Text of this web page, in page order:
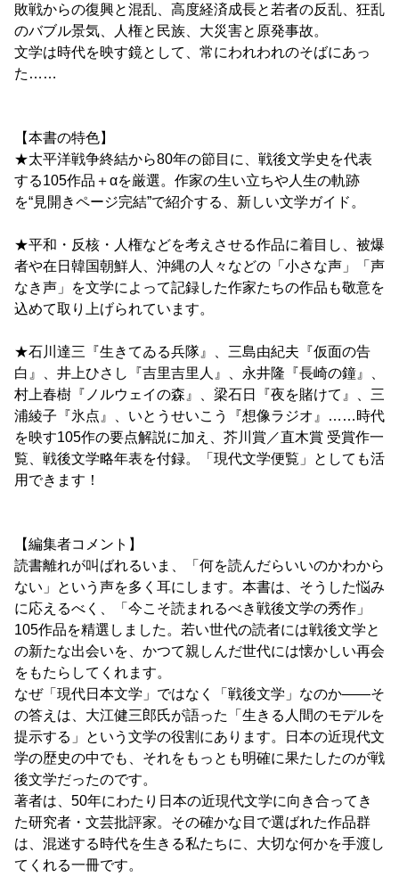
敗戦からの復興と混乱、高度経済成長と若者の反乱、狂乱
のバブル景気、人権と民族、大災害と原発事故。
文学は時代を映す鏡として、常にわれわれのそばにあっ
た……
【本書の特色】
★太平洋戦争終結から80年の節目に、戦後文学史を代表
する105作品＋αを厳選。作家の生い立ちや人生の軌跡
を“見開きページ完結”で紹介する、新しい文学ガイド。
★平和・反核・人権などを考えさせる作品に着目し、被爆
者や在日韓国朝鮮人、沖縄の人々などの「小さな声」「声
なき声」を文学によって記録した作家たちの作品も敬意を
込めて取り上げられています。
★石川達三『生きてゐる兵隊』、三島由紀夫『仮面の告
白』、井上ひさし『吉里吉里人』、永井隆『長崎の鐘』、
村上春樹『ノルウェイの森』、梁石日『夜を賭けて』、三
浦綾子『氷点』、いとうせいこう『想像ラジオ』……時代
を映す105作の要点解説に加え、芥川賞／直木賞 受賞作一
覧、戦後文学略年表を付録。「現代文学便覧」としても活
用できます！
【編集者コメント】
読書離れが叫ばれるいま、「何を読んだらいいのかわから
ない」という声を多く耳にします。本書は、そうした悩み
に応えるべく、「今こそ読まれるべき戦後文学の秀作」
105作品を精選しました。若い世代の読者には戦後文学と
の新たな出会いを、かつて親しんだ世代には懐かしい再会
をもたらしてくれます。
なぜ「現代日本文学」ではなく「戦後文学」なのか――そ
の答えは、大江健三郎氏が語った「生きる人間のモデルを
提示する」という文学の役割にあります。日本の近現代文
学の歴史の中でも、それをもっとも明確に果たしたのが戦
後文学だったのです。
著者は、50年にわたり日本の近現代文学に向き合ってき
た研究者・文芸批評家。その確かな目で選ばれた作品群
は、混迷する時代を生きる私たちに、大切な何かを手渡し
てくれる一冊です。